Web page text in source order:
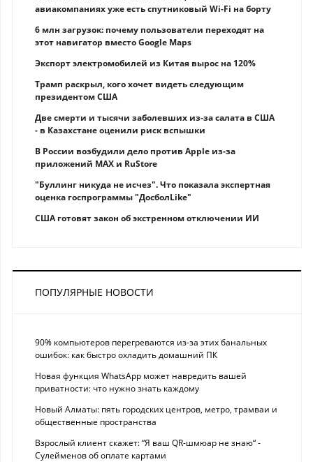
авиакомпаниях уже есть спутниковый Wi-Fi на борту
6 млн загрузок: почему пользователи переходят на
этот навигатор вместо Google Maps
Экспорт электромобилей из Китая вырос на 120%
Трамп раскрыл, кого хочет видеть следующим
президентом США
Две смерти и тысячи заболевших из-за салата в США
- в Казахстане оценили риск вспышки
В России возбудили дело против Apple из-за
приложений MAX и RuStore
"Буллинг никуда не исчез". Что показала экспертная
оценка госпрограммы "ДосболLike"
США готовят закон об экстренном отключении ИИ
ПОПУЛЯРНЫЕ НОВОСТИ
90% компьютеров перегреваются из-за этих банальных
ошибок: как быстро охладить домашний ПК
Новая функция WhatsApp может навредить вашей
приватности: что нужно знать каждому
Новый Алматы: пять городских центров, метро, трамваи и
общественные пространства
Взрослый клиент скажет: “Я ваш QR-шмюар не знаю“ -
Сулейменов об оплате картами